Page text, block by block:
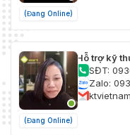
(Đang Online)
(Đang Online)
Hỗ trợ kỹ
SĐT:
Zalo: